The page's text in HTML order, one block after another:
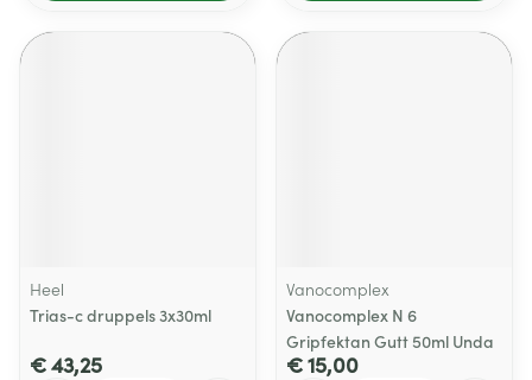
Heel
Trias-c druppels 3x30ml
€ 43,25
Vanocomplex
Vanocomplex N 6
Gripfektan Gutt 50ml Unda
€ 15,00